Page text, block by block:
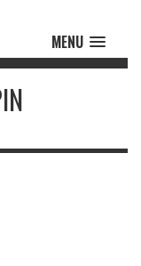
MENU